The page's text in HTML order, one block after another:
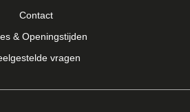
Contact
& Openingstijden
vragen